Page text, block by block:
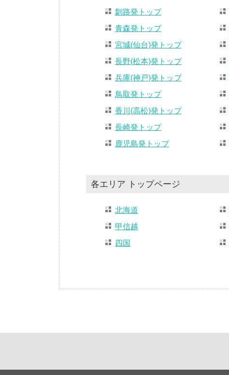
釧路発トップ
青森発トップ
宮城(仙台)発トップ
長野(松本)発トップ
兵庫(神戸)発トップ
鳥取発トップ
香川(高松)発トップ
長崎発トップ
鹿児島発トップ
各エリア トップページ
北海道
甲信越
四国